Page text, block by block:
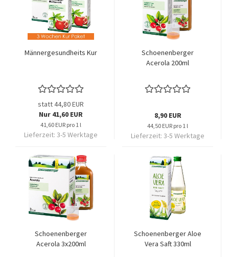
Männergesundheits Kur
statt 44,80 EUR
Nur 41,60 EUR
41,60 EUR pro 1 l
Lieferzeit: 3-5 Werktage
Schoenenberger
Acerola 200ml
8,90 EUR
44,50 EUR pro 1 l
Lieferzeit: 3-5 Werktage
Schoenenberger
Acerola 3x200ml
Schoenenberger Aloe
Vera Saft 330ml